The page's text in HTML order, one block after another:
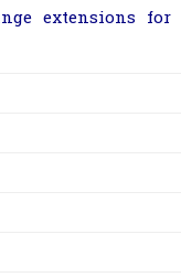
extensions for